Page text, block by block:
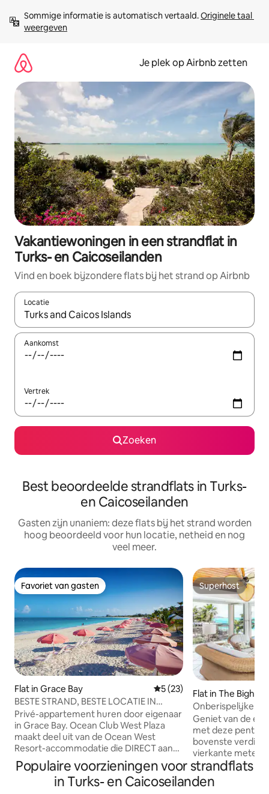
direct
naar
Sommige informatie is automatisch vertaald. Originele taal
weergeven
Je plek op Airbnb zetten
Vakantiewoningen in een strandflat in
Turks- en Caicoseilanden
Vind en boek bijzondere flats bij het strand op Airbnb
Locatie
Wanneer er resultaten beschikbaar zijn, maak je een keuze
Aankomst
Vertrek
Zoeken
Best beoordeelde strandflats in Turks-
en Caicoseilanden
Gasten zijn unaniem: deze flats bij het strand worden
hoog beoordeeld voor hun locatie, netheid en nog
veel meer.
Favoriet van gasten
Favoriet van gasten
Flat in Grace Bay Gemiddelde beoordeling
5 (23)
BESTE STRAND, BESTE LOCATIE IN
GRACE BAY - PH 305
Privé-appartement huren door eigenaar
in Grace Bay. Ocean Club West Plaza
maakt deel uit van de Ocean West
Resort-accommodatie die DIRECT aan
GRACE BAY BEACH ligt. Een veilige plek
om te verblijven op de 3e verdieping. Dit
appartement heeft uitzicht op het
Superhost
Superhost
Flat in The Bight
Onberispelijke
aan de oceaan
Geniet van de
met deze
bovenste
vierkante meter
de oceaan. Dit
ligt in een
Gardens en
Populaire voorzieningen voor strandflats
in Turks- en Caicoseilanden